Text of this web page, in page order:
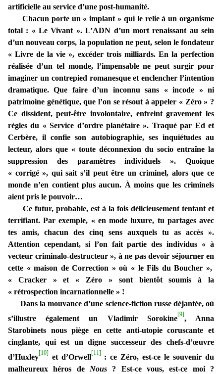
artificielle au service d’une post-humanité.
Chacun porte un « implant » qui le relie à un organisme
total : « Le Vivant ». L’ADN d’un mort renaissant au sein
d’un nouveau corps, la population ne peut, selon le fondateur
« Livre de la vie », excéder trois milliards. En la perfection
réalisée d’un tel monde, l’impensable ne peut surgir pour
imaginer un contrepied romanesque et enclencher l’intention
dramatique. Que faire d’un inconnu sans « incode » ni
patrimoine génétique, que l’on se résout à appeler « Zéro » ?
Ce dissident, peut-être involontaire, enfreint gravement les
règles du « Service d’ordre planétaire ». Traqué par Ed et
Cerbère, il confie son autobiographie, ses inquiétudes au
lecteur, alors que « toute déconnexion du socio entraîne la
suppression des paramètres individuels ». Quoique
« corrigé », qui sait s’il peut être un criminel, alors que ce
monde n’en contient plus aucun. À moins que les criminels
aient pris le pouvoir…
Ce futur, probable, est à la fois délicieusement tentant et
terrifiant. Par exemple, « en mode luxure, tu partages avec
tes amis, chacun des cinq sens auxquels tu as accès ».
Attention cependant, si l’on fait partie des individus « à
vecteur criminalo-destructeur », à ne pas devoir séjourner en
cette « maison de Correction » où « le Fils du Boucher »,
« Cracker » et « Zéro » sont bientôt soumis à la
« rétrospection incarnationnelle » !
Dans la mouvance d’une science-fiction russe déjantée, où
s’illustre également un Vladimir Sorokine[9], Anna
Starobinets nous piège en cette anti-utopie coruscante et
cinglante, qui est un digne successeur des chefs-d’œuvre
d’Huxley[10] et d’Orwell[11] : ce Zéro, est-ce le souvenir du
malheureux héros de Nous ? Est-ce vous, est-ce moi ?